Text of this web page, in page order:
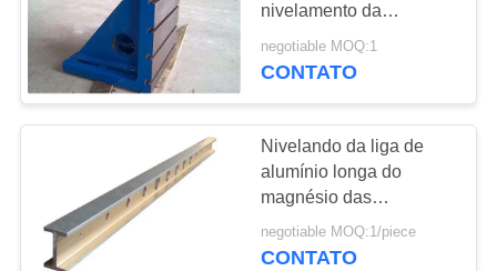
Acessórios das
máquina-ferramenta
18
nivelamento da
categoria da placa 1 da
superfície do ferro
negotiable MOQ:1
CONTATO
Nivelando da liga de
alumínio longa do
magnésio das
ferramentas do metal a
régua lisa de medição
negotiable MOQ:1/piece
CONTATO